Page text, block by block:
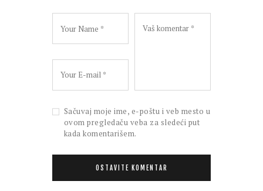
Sačuvaj moje ime, e-poštu i veb mesto u
ovom pregledaču veba za sledeći put
kada komentarišem.